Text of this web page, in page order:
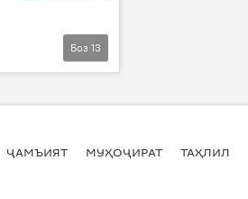
Боз 13
ҶАМЪИЯТ МУҲОҶИРАТ ТАҲЛИЛ